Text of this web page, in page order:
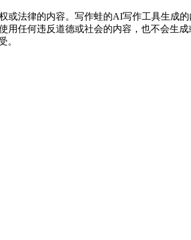
法律的内容。写作蛙的AI写作工具生成
任何违反道德或社会的内容，也不会生
。